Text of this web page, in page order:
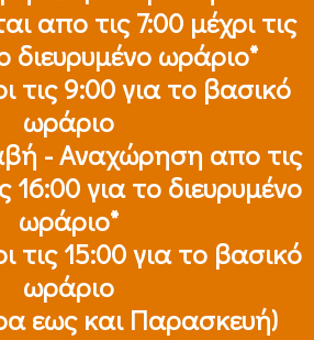
απο τις 7:00 μέχρι τις
διευρυμένο ωράριο*
τις 9:00 για το βασικό
ωράριο
- Αναχώρηση απο τις
16:00 για το διευρυμένο
ωράριο*
τις 15:00 για το βασικό
ωράριο
εως και Παρασκευή)